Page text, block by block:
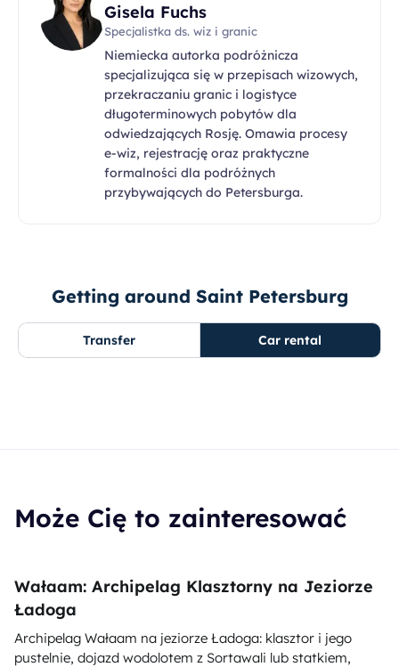
Gisela Fuchs
Specjalistka ds. wiz i granic
Niemiecka autorka podróżnicza
specjalizująca się w przepisach wizowych,
przekraczaniu granic i logistyce
długoterminowych pobytów dla
odwiedzających Rosję. Omawia procesy
e-wiz, rejestrację oraz praktyczne
formalności dla podróżnych
przybywających do Petersburga.
Getting around Saint Petersburg
Transfer Car rental
Może Cię to zainteresować
Wałaam: Archipelag Klasztorny na Jeziorze
Ładoga
Archipelag Wałaam na jeziorze Ładoga: klasztor i jego
pustelnie, dojazd wodolotem z Sortawali lub statkiem,